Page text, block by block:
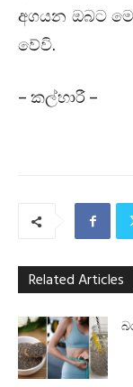
අගයන ඔබට
වේවි.
– කල්හාරී –
Related Articles